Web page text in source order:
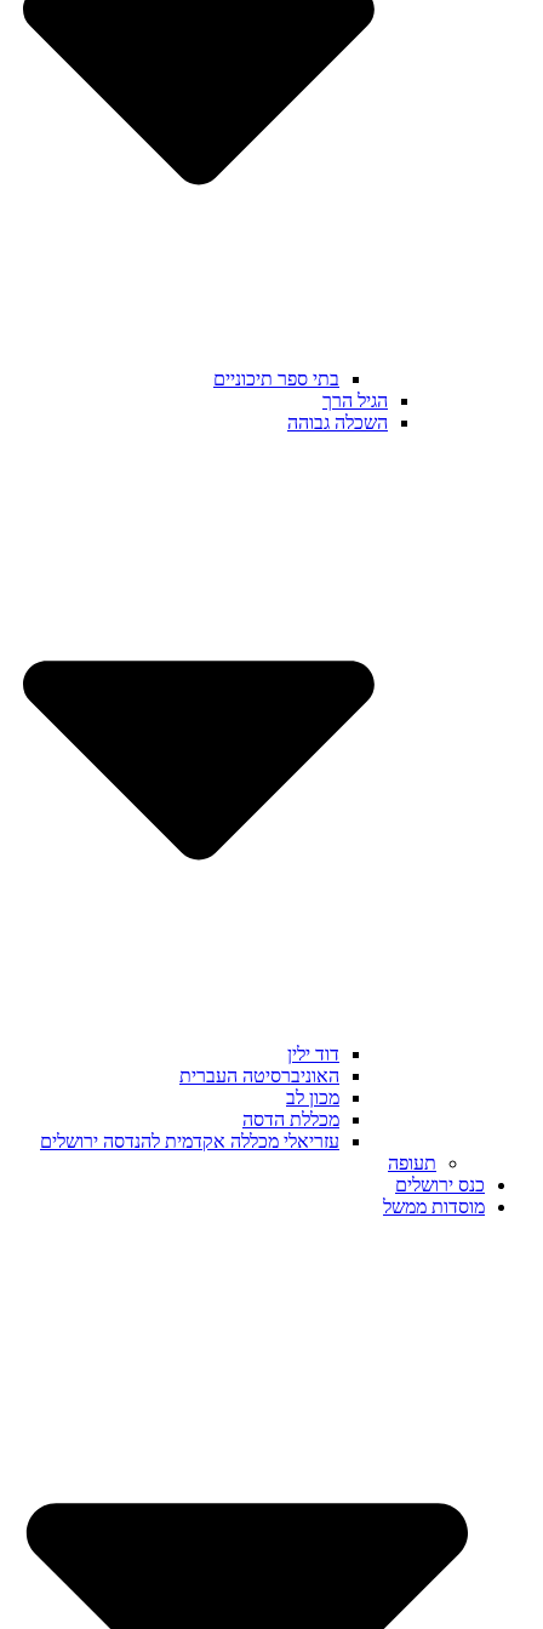
בתי ספר תיכוניים
הגיל הרך
השכלה גבוהה
דוד ילין
האוניברסיטה העברית
מכון לב
מכללת הדסה
עזריאלי מכללה אקדמית להנדסה ירושלים
תעופה
כנס ירושלים
מוסדות ממשל